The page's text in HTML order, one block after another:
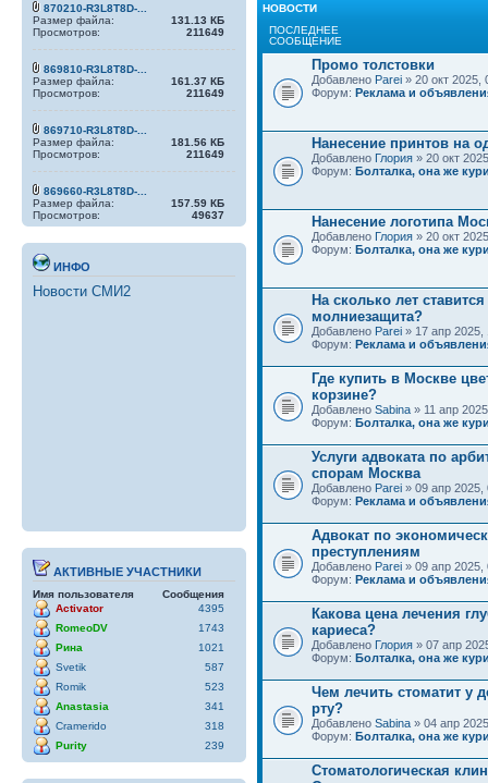
870210-R3L8T8D-...
Размер файла:
131.13 КБ
Просмотров:
211649
869810-R3L8T8D-...
Размер файла:
161.37 КБ
Просмотров:
211649
869710-R3L8T8D-...
Размер файла:
181.56 КБ
Просмотров:
211649
869660-R3L8T8D-...
Размер файла:
157.59 КБ
Просмотров:
49637
ИНФО
Новости СМИ2
АКТИВНЫЕ УЧАСТНИКИ
Имя пользователя
Сообщения
Activator
4395
RomeoDV
1743
Рина
1021
Svetik
587
Romik
523
Anastasia
341
Cramerido
318
Purity
239
НОВОСТИ
ПОСЛЕДНЕЕ
СООБЩЕНИЕ
Промо толстовки
Добавлено Parei » 20 окт 2025,
Форум: Реклама и
Нанесение принтов на
Добавлено Глория » 20 окт
Форум: Болталка, она же
Нанесение логотипа
Добавлено Глория » 20 окт
Форум: Болталка, она же
На сколько лет ставится
молниезащита?
Добавлено Parei » 17 апр 2025,
Форум: Реклама и
Где купить в Москве
корзине?
Добавлено Sabina » 11 апр
Форум: Болталка, она же
Услуги адвоката по
спорам Москва
Добавлено Parei » 09 апр 2025,
Форум: Реклама и
Адвокат по
преступлениям
Добавлено Parei » 09 апр 2025,
Форум: Реклама и
Какова цена лечения
кариеса?
Добавлено Глория » 07 апр
Форум: Болталка, она же
Чем лечить стоматит у
рту?
Добавлено Sabina » 04 апр
Форум: Болталка, она же
Стоматологическая